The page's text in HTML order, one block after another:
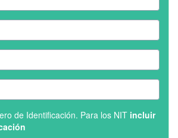
de Identificación. Para los NIT incluir